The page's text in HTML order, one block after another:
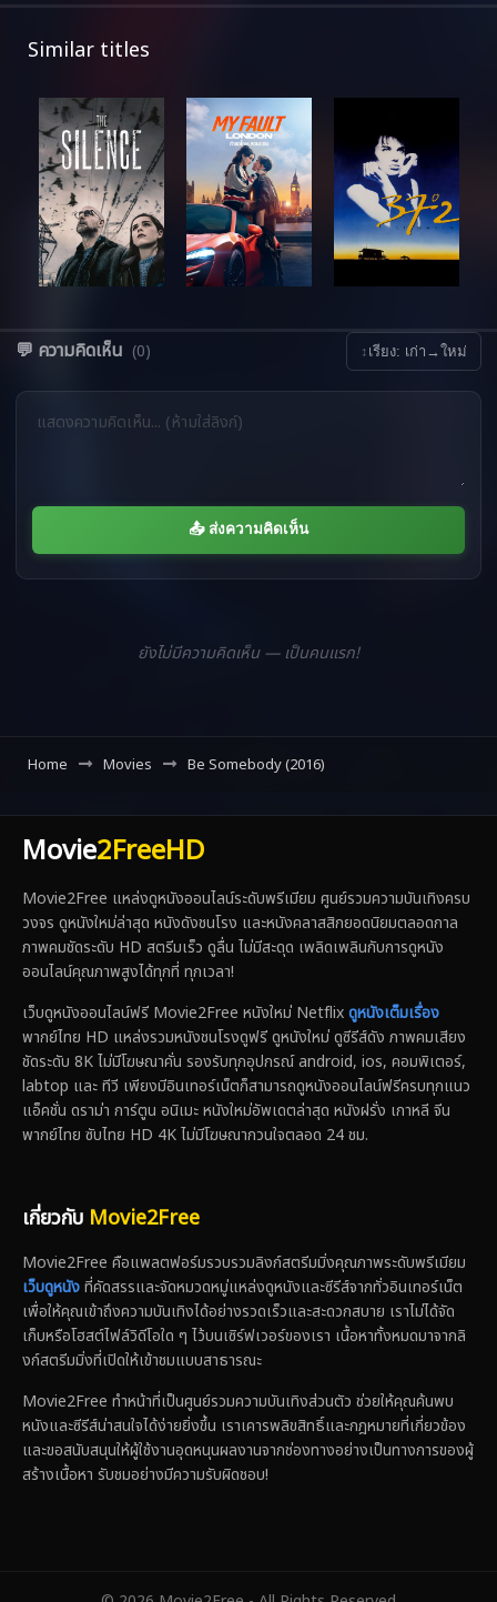
Similar titles
💬 ความคิดเห็น (0) ↕ เรียง: เก่า→ใหม่
📤 ส่งความคิดเห็น
ยังไม่มีความคิดเห็น — เป็นคนแรก!
Home Movies Be Somebody (2016)
Movie2FreeHD
Movie2Free แหล่งดูหนังออนไลน์ระดับพรีเมียม ศูนย์รวมความบันเทิงครบ
วงจร ดูหนังใหม่ล่าสุด หนังดังชนโรง และหนังคลาสสิกยอดนิยมตลอดกาล
ภาพคมชัดระดับ HD สตรีมเร็ว ดูลื่น ไม่มีสะดุด เพลิดเพลินกับการดูหนัง
ออนไลน์คุณภาพสูงได้ทุกที่ ทุกเวลา!
เว็บดูหนังออนไลน์ฟรี Movie2Free หนังใหม่ Netflixดูหนังเต็มเรื่อง
พากย์ไทย HD แหล่งรวมหนังชนโรงดูฟรี ดูหนังใหม่ ดูซีรีส์ดัง ภาพคมเสียง
ชัดระดับ 8K ไม่มีโฆษณาคั่น รองรับทุกอุปกรณ์ android, ios, คอมพิเตอร์,
labtop และ ทีวี เพียงมีอินเทอร์เน็ตก็สามารถดูหนังออนไลน์ฟรีครบทุกแนว
แอ็คชั่น ดราม่า การ์ตูน อนิเมะ หนังใหม่อัพเดตล่าสุด หนังฝรั่ง เกาหลี จีน
พากย์ไทย ซับไทย HD 4K ไม่มีโฆษณากวนใจตลอด 24 ชม.
เกี่ยวกับ Movie2Free
Movie2Free คือแพลตฟอร์มรวบรวมลิงก์สตรีมมิ่งคุณภาพระดับพรีเมียม
เว็บดูหนังที่คัดสรรและจัดหมวดหมู่แหล่งดูหนังและซีรีส์จากทั่วอินเทอร์เน็ต
เพื่อให้คุณเข้าถึงความบันเทิงได้อย่างรวดเร็วและสะดวกสบาย เราไม่ได้จัด
เก็บหรือโฮสต์ไฟล์วิดีโอใด ๆ ไว้บนเซิร์ฟเวอร์ของเรา เนื้อหาทั้งหมดมาจากลิ
งก์สตรีมมิ่งที่เปิดให้เข้าชมแบบสาธารณะ
Movie2Free ทำหน้าที่เป็นศูนย์รวมความบันเทิงส่วนตัว ช่วยให้คุณค้นพบ
หนังและซีรีส์น่าสนใจได้ง่ายยิ่งขึ้น เราเคารพลิขสิทธิ์และกฎหมายที่เกี่ยวข้อง
และขอสนับสนุนให้ผู้ใช้งานอุดหนุนผลงานจากช่องทางอย่างเป็นทางการของผู้
สร้างเนื้อหา รับชมอย่างมีความรับผิดชอบ!